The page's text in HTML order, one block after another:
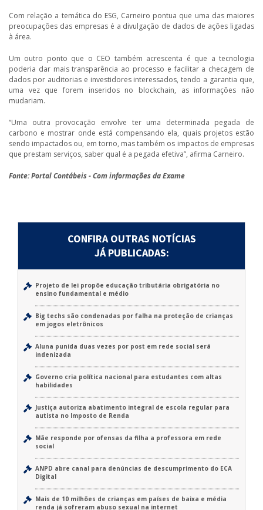
Com relação a temática do ESG, Carneiro pontua que uma das maiores
preocupações das empresas é a divulgação de dados de ações ligadas
à área.
Um outro ponto que o CEO também acrescenta é que a tecnologia
poderia dar mais transparência ao processo e facilitar a checagem de
dados por auditorias e investidores interessados, tendo a garantia que,
uma vez que forem inseridos no blockchain, as informações não
mudariam.
“Uma outra provocação envolve ter uma determinada pegada de
carbono e mostrar onde está compensando ela, quais projetos estão
sendo impactados ou, em torno, mas também os impactos de empresas
que prestam serviços, saber qual é a pegada efetiva”, afirma Carneiro.
Fonte: Portal Contábeis - Com informações da Exame
CONFIRA OUTRAS NOTÍCIAS
JÁ PUBLICADAS:
Projeto de lei propõe educação tributária obrigatória no
ensino fundamental e médio
Big techs são condenadas por falha na proteção de crianças
em jogos eletrônicos
Aluna punida duas vezes por post em rede social será
indenizada
Governo cria política nacional para estudantes com altas
habilidades
Justiça autoriza abatimento integral de escola regular para
autista no Imposto de Renda
Mãe responde por ofensas da filha a professora em rede
social
ANPD abre canal para denúncias de descumprimento do ECA
Digital
Mais de 10 milhões de crianças em países de baixa e média
renda já sofreram abuso sexual na internet